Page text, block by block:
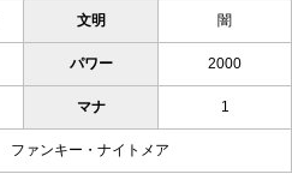
文明 闇
パワー 2000
マナ 1
ファンキー・ナイトメア